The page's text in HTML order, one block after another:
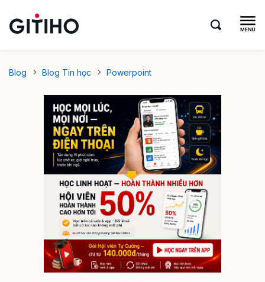
Blog Blog Tin học Powerpoint